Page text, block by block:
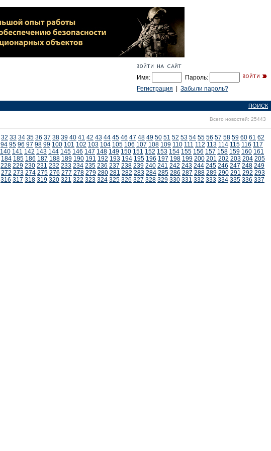
Имя:
Пароль:
Регистрация
Забыли пароль?
ПОИСК
Всего новостей: 25443
32 33 34 35 36 37 38 39 40 41 42 43 44 45 46 47 48 49 50 51 52 53 54 55 56 57 58 59 60 61 62
94 95 96 97 98 99 100 101 102 103 104 105 106 107 108 109 110 111 112 113 114 115 116 117
140 141 142 143 144 145 146 147 148 149 150 151 152 153 154 155 156 157 158 159 160 161
184 185 186 187 188 189 190 191 192 193 194 195 196 197 198 199 200 201 202 203 204 205
228 229 230 231 232 233 234 235 236 237 238 239 240 241 242 243 244 245 246 247 248 249
272 273 274 275 276 277 278 279 280 281 282 283 284 285 286 287 288 289 290 291 292 293
316 317 318 319 320 321 322 323 324 325 326 327 328 329 330 331 332 333 334 335 336 337